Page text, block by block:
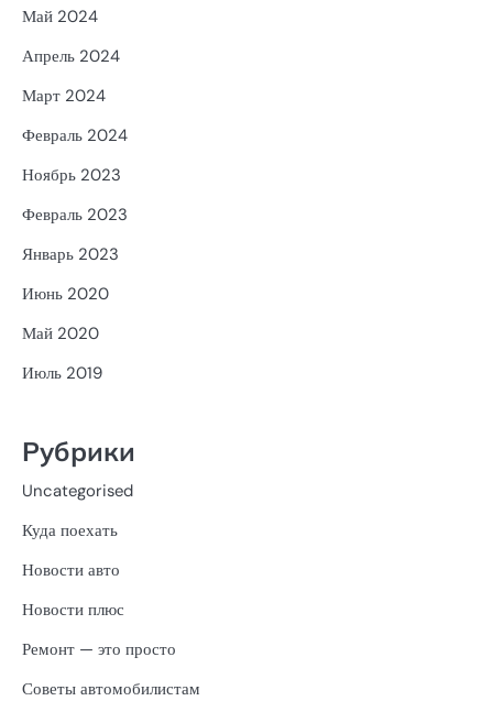
Май 2024
Апрель 2024
Март 2024
Февраль 2024
Ноябрь 2023
Февраль 2023
Январь 2023
Июнь 2020
Май 2020
Июль 2019
Рубрики
Uncategorised
Куда поехать
Новости авто
Новости плюс
Ремонт — это просто
Советы автомобилистам